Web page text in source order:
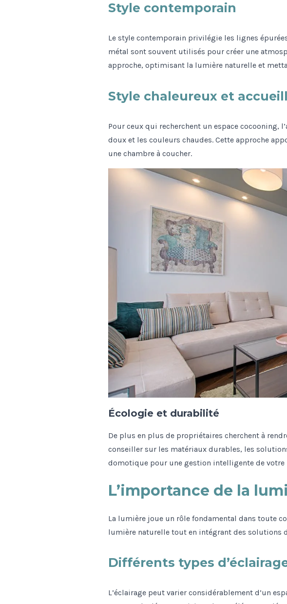
Style contemporain
Le style contemporain privilégie les lignes
métal sont souvent utilisés pour créer une
approche, optimisant la lumière naturelle et
Style chaleureux et
Pour ceux qui recherchent un espace cocooning,
doux et les couleurs chaudes. Cette approche
une chambre à coucher.
Écologie et durabilité
De plus en plus de propriétaires cherchent à
conseiller sur les matériaux durables, les
domotique pour une gestion intelligente de votre
L’importance de la
La lumière joue un rôle fondamental dans toute
lumière naturelle tout en intégrant des solutions
Différents types
L’éclairage peut varier considérablement d’un